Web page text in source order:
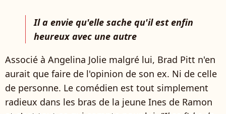
Il a envie qu'elle sache qu'il est enfin
heureux avec une autre
Associé à Angelina Jolie malgré lui, Brad Pitt n'en
aurait que faire de l'opinion de son ex. Ni de celle
de personne. Le comédien est tout simplement
radieux dans les bras de la jeune Ines de Ramon